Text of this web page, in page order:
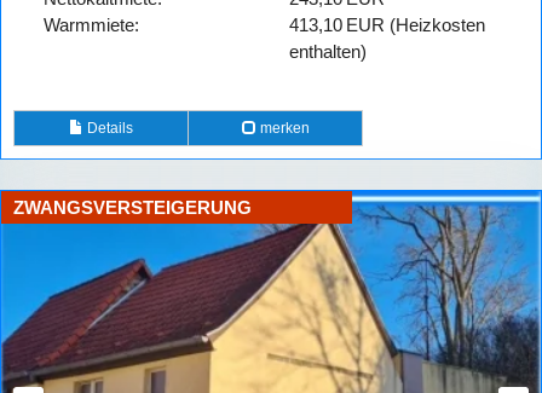
Warmmiete:
413,10 EUR (Heizkosten
enthalten)
Details merken
ZWANGSVERSTEIGERUNG